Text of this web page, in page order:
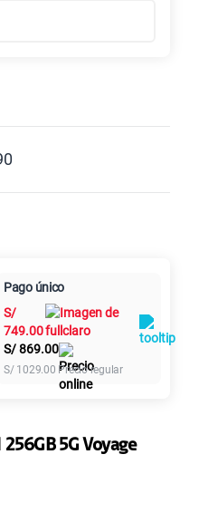
125GBen alta velocidad
79.90
Claro
intereses
Pago único
S/
749.00
S/869.00
S/ 1029.00 Precio regular
256GB 5G Voyage